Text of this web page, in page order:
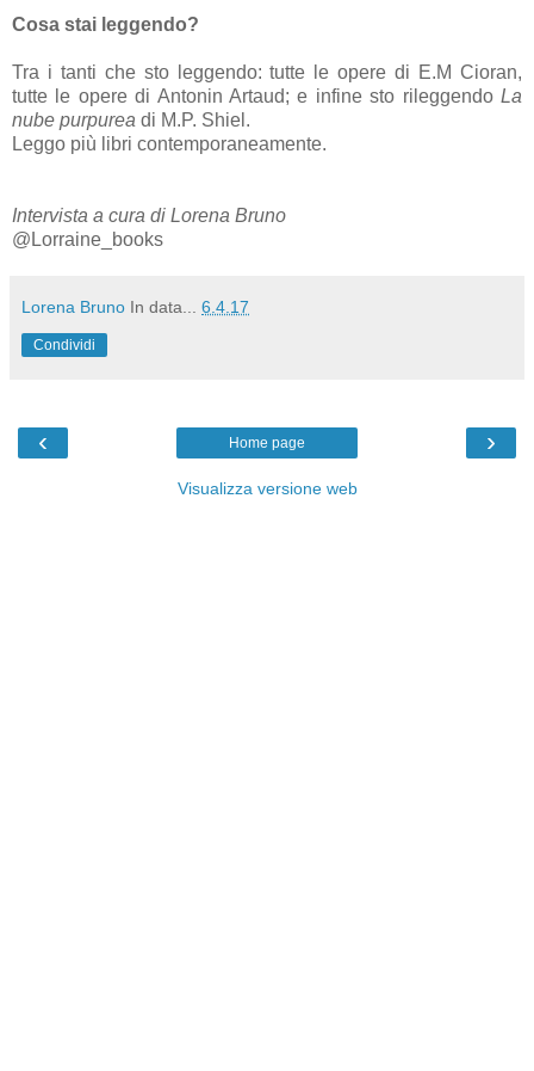
Cosa stai leggendo?
Tra i tanti che sto leggendo: tutte le opere di E.M Cioran,
tutte le opere di Antonin Artaud; e infine sto rileggendo La
nube purpurea di M.P. Shiel.
Leggo più libri contemporaneamente.
Intervista a cura di Lorena Bruno
@Lorraine_books
Lorena Bruno In data... 6.4.17
Condividi
‹ ›
Home page
Visualizza versione web